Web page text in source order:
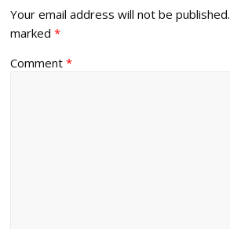
Your email address will not be published.
marked*
Comment*